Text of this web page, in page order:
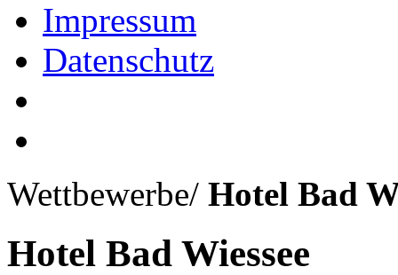
Impressum
Datenschutz
Wettbewerbe/ Hotel Bad
Hotel Bad Wiessee